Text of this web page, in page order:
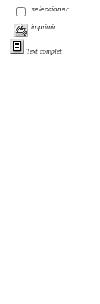
seleccionar
imprimir
Text complet